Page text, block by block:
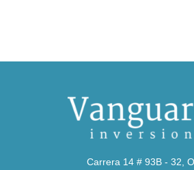
Carrera 14 # 93B - 32,